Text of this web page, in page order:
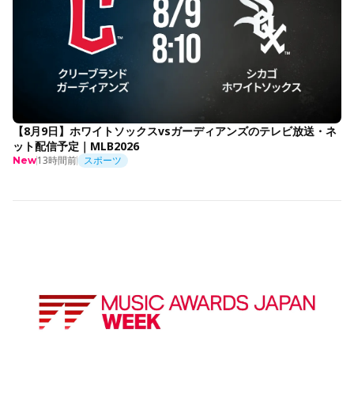
【8月9日】ホワイトソックスvsガーディアンズのテレビ放送・ネ
ット配信予定｜MLB2026
New13時間前 スポーツ